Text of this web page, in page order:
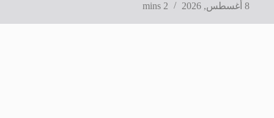
8 أغسطس, 2026
2 mins